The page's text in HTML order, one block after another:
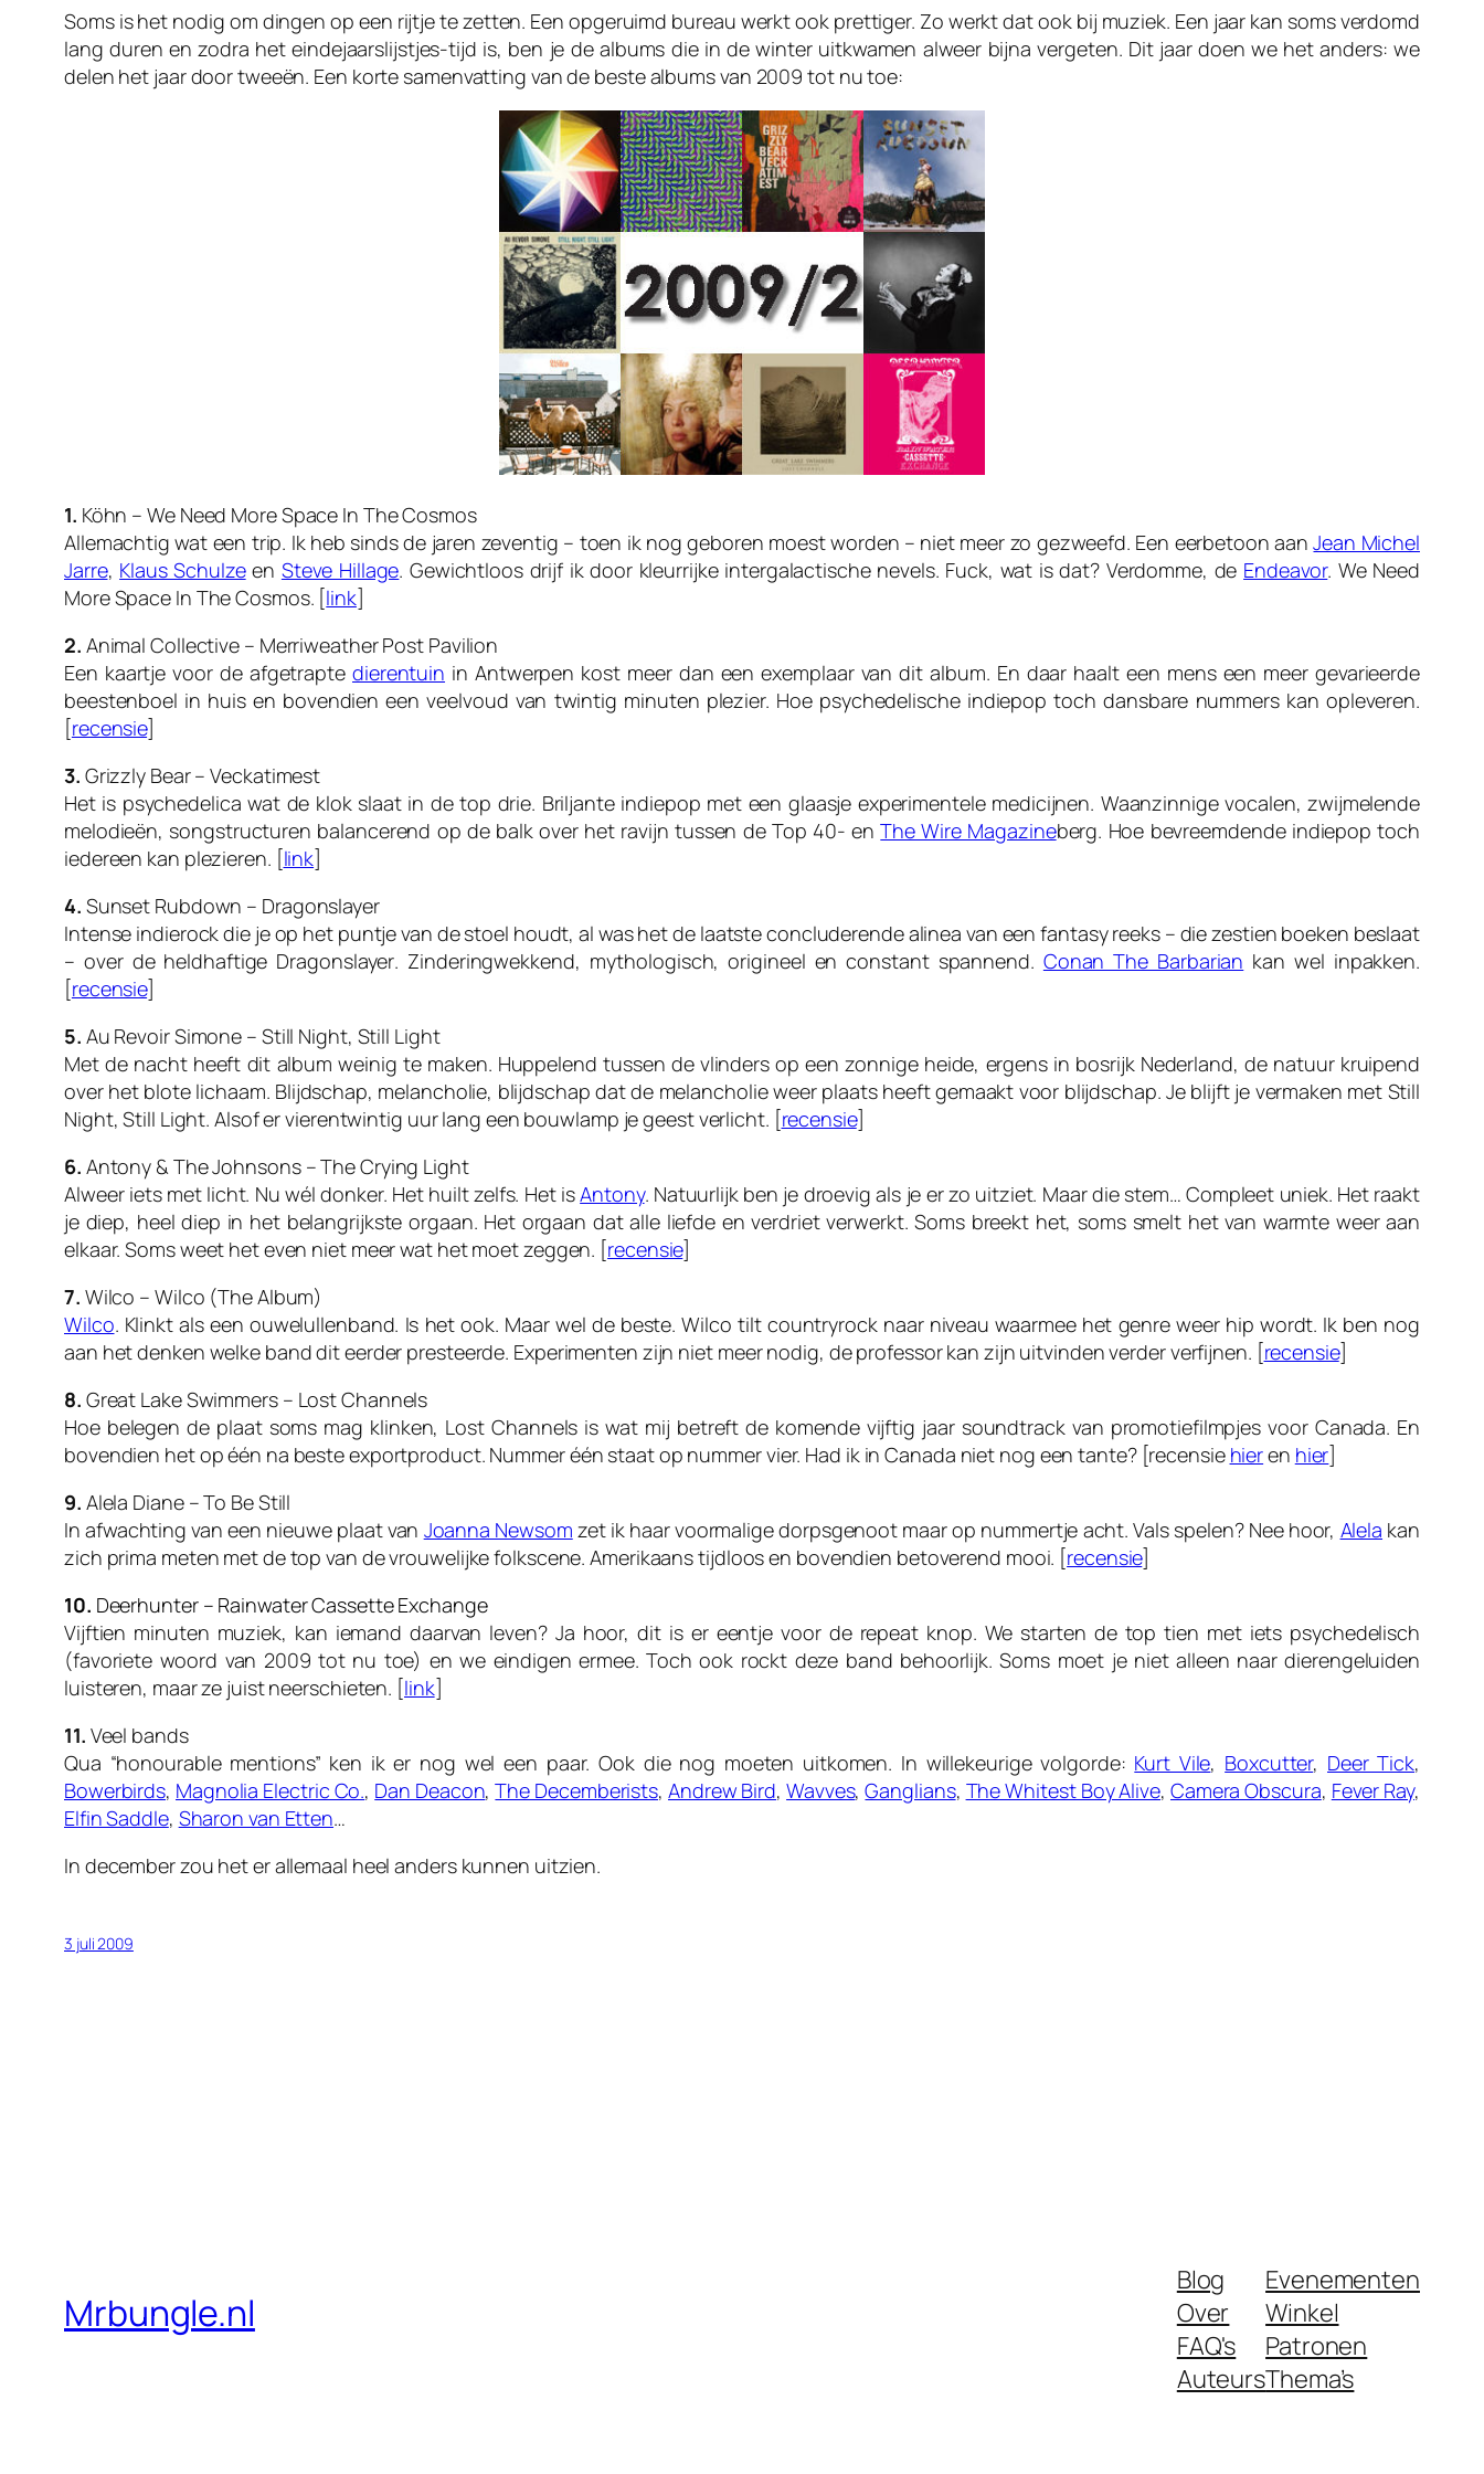
Soms is het nodig om dingen op een rijtje te zetten. Een opgeruimd bureau werkt ook prettiger. Zo werkt dat ook bij muziek. Een jaar kan soms verdomd
lang duren en zodra het eindejaarslijstjes-tijd is, ben je de albums die in de winter uitkwamen alweer bijna vergeten. Dit jaar doen we het anders: we
delen het jaar door tweeën. Een korte samenvatting van de beste albums van 2009 tot nu toe:
1. Köhn – We Need More Space In The Cosmos
Allemachtig wat een trip. Ik heb sinds de jaren zeventig – toen ik nog geboren moest worden – niet meer zo gezweefd. Een eerbetoon aanJean Michel
Jarre, Klaus Schulzeen Steve Hillage. Gewichtloos drijf ik door kleurrijke intergalactische nevels. Fuck, wat is dat? Verdomme, de Endeavor. We Need
More Space In The Cosmos. [link]
2. Animal Collective – Merriweather Post Pavilion
Een kaartje voor de afgetraptedierentuin in Antwerpen kost meer dan een exemplaar van dit album. En daar haalt een mens een meer gevarieerde
beestenboel in huis en bovendien een veelvoud van twintig minuten plezier. Hoe psychedelische indiepop toch dansbare nummers kan opleveren.
[recensie]
3. Grizzly Bear – Veckatimest
Het is psychedelica wat de klok slaat in de top drie. Briljante indiepop met een glaasje experimentele medicijnen. Waanzinnige vocalen, zwijmelende
melodieën, songstructuren balancerend op de balk over het ravijn tussen de Top 40- enThe Wire Magazineberg. Hoe bevreemdende indiepop toch
iedereen kan plezieren. [link]
4. Sunset Rubdown – Dragonslayer
Intense indierock die je op het puntje van de stoel houdt, al was het de laatste concluderende alinea van een fantasy reeks – die zestien boeken beslaat
– over de heldhaftige Dragonslayer. Zinderingwekkend, mythologisch, origineel en constant spannend. Conan The Barbarian kan wel inpakken.
[recensie]
5. Au Revoir Simone – Still Night, Still Light
Met de nacht heeft dit album weinig te maken. Huppelend tussen de vlinders op een zonnige heide, ergens in bosrijk Nederland, de natuur kruipend
over het blote lichaam. Blijdschap, melancholie, blijdschap dat de melancholie weer plaats heeft gemaakt voor blijdschap. Je blijft je vermaken met Still
Night, Still Light. Alsof er vierentwintig uur lang een bouwlamp je geest verlicht. [recensie]
6. Antony & The Johnsons – The Crying Light
Alweer iets met licht. Nu wél donker. Het huilt zelfs. Het isAntony. Natuurlijk ben je droevig als je er zo uitziet. Maar die stem… Compleet uniek. Het raakt
je diep, heel diep in het belangrijkste orgaan. Het orgaan dat alle liefde en verdriet verwerkt. Soms breekt het, soms smelt het van warmte weer aan
elkaar. Soms weet het even niet meer wat het moet zeggen. [recensie]
7. Wilco – Wilco (The Album)
Wilco. Klinkt als een ouwelullenband. Is het ook. Maar wel de beste. Wilco tilt countryrock naar niveau waarmee het genre weer hip wordt. Ik ben nog
aan het denken welke band dit eerder presteerde. Experimenten zijn niet meer nodig, de professor kan zijn uitvinden verder verfijnen. [recensie]
8. Great Lake Swimmers – Lost Channels
Hoe belegen de plaat soms mag klinken, Lost Channels is wat mij betreft de komende vijftig jaar soundtrack van promotiefilmpjes voor Canada. En
bovendien het op één na beste exportproduct. Nummer één staat op nummer vier. Had ik in Canada niet nog een tante? [recensie hieren hier]
9. Alela Diane – To Be Still
In afwachting van een nieuwe plaat van Joanna Newsom zet ik haar voormalige dorpsgenoot maar op nummertje acht. Vals spelen? Nee hoor, Alela kan
zich prima meten met de top van de vrouwelijke folkscene. Amerikaans tijdloos en bovendien betoverend mooi. [recensie]
10. Deerhunter – Rainwater Cassette Exchange
Vijftien minuten muziek, kan iemand daarvan leven? Ja hoor, dit is er eentje voor de repeat knop. We starten de top tien met iets psychedelisch
(favoriete woord van 2009 tot nu toe) en we eindigen ermee. Toch ook rockt deze band behoorlijk. Soms moet je niet alleen naar dierengeluiden
luisteren, maar ze juist neerschieten. [link]
11. Veel bands
Qua “honourable mentions” ken ik er nog wel een paar. Ook die nog moeten uitkomen. In willekeurige volgorde: Kurt Vile, Boxcutter, Deer Tick,
Bowerbirds, Magnolia Electric Co., Dan Deacon,The Decemberists, Andrew Bird,Wavves,Ganglians, The Whitest Boy Alive, Camera Obscura, Fever Ray,
Elfin Saddle, Sharon van Etten…
In december zou het er allemaal heel anders kunnen uitzien.
3 juli 2009
Mrbungle.nl
Blog
Over
FAQ's
Auteurs
Evenementen
Winkel
Patronen
Thema’s